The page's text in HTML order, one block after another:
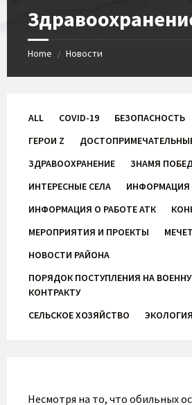
Home / Новости
ALL COVID-19 БЕЗОПАСНОСТЬ
ГЕРОИ Z
ЗДРАВООХРАНЕНИЕ
ЗНАМЯ
ИНТЕРЕСНЫЕ СЕЛА
ИНФОРМАЦИЯ
ИНФОРМАЦИЯ О РАБОТЕ АТК
МЕРОПРИЯТИЯ И ПРОЕКТЫ
НОВОСТИ РАЙОНА
ПОРЯДОК ПОСТУПЛЕНИЯ НА
КОНТРАКТУ
СЕЛЬСКОЕ ХОЗЯЙСТВО
ЭКОЛОГИЯ
Несмотря на то, что обильных